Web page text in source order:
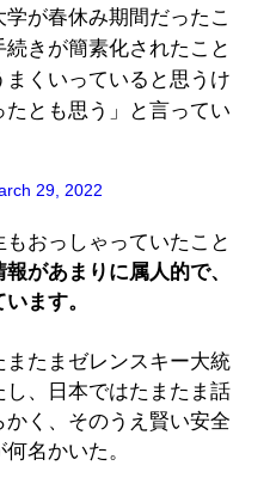
が春休み期間だったこ
きが簡素化されたこと
くいっていると思うけ
とも思う」と言ってい
29, 2022
もおっしゃっていたこと
があまりに属人的で、
ます。
たまゼレンスキー大統
、日本ではたまたま話
く、そのうえ賢い安全
名かいた。